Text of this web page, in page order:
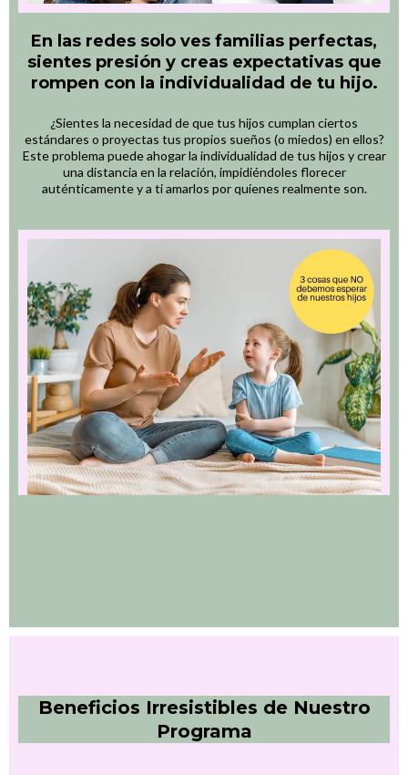
En las redes solo ves familias perfectas,
sientes presión y creas expectativas que
rompen con la individualidad de tu hijo.
¿Sientes la necesidad de que tus hijos cumplan ciertos
estándares o proyectas tus propios sueños (o miedos) en ellos?
Este problema puede ahogar la individualidad de tus hijos y crear
una distancia en la relación, impidiéndoles florecer
auténticamente y a ti amarlos por quienes realmente son.
Beneficios Irresistibles de Nuestro
Programa